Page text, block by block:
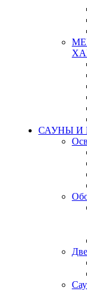
САУНЫ И